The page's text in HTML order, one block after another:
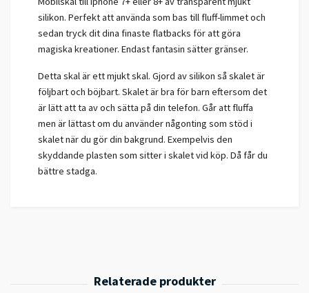
silikon. Perfekt att använda som bas till fluff-limmet och
sedan tryck dit dina finaste flatbacks för att göra
magiska kreationer. Endast fantasin sätter gränser.
Detta skal är ett mjukt skal. Gjord av silikon så skalet är
följbart och böjbart. Skalet är bra för barn eftersom det
är lätt att ta av och sätta på din telefon. Går att fluffa
men är lättast om du använder någonting som stöd i
skalet när du gör din bakgrund. Exempelvis den
skyddande plasten som sitter i skalet vid köp. Då får du
bättre stadga.